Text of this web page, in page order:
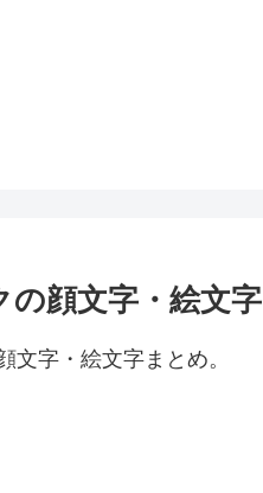
の顔文字・絵文字
文字・絵文字まとめ。